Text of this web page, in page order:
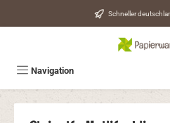
Zum Hauptinhalt springen Schneller
Navigation